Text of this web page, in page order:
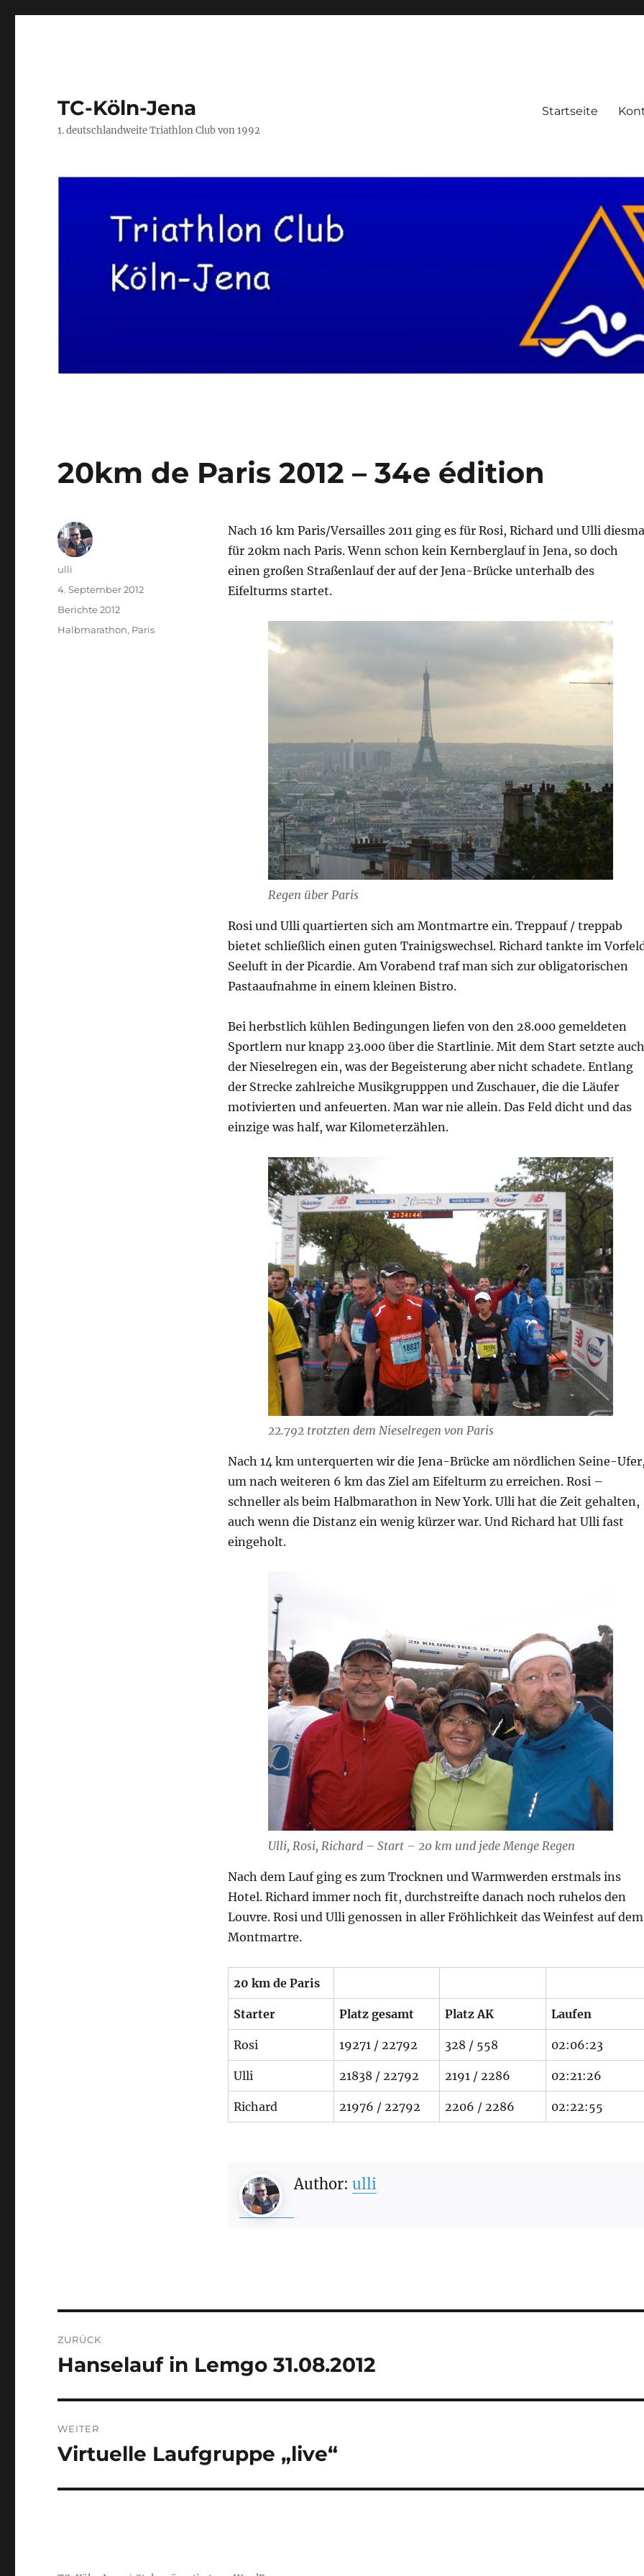
TC-Köln-Jena
1. deutschlandweite Triathlon Club von 1992
Startseite
20km de Paris 2012 – 34e édition
Nach 16 km Paris/Versailles 2011 ging es für Rosi, Richard und Ulli
für 20km nach Paris. Wenn schon kein Kernberglauf in Jena, so doch
einen großen Straßenlauf der auf der Jena-Brücke unterhalb des
Eifelturms startet.
Regen über Paris
Rosi und Ulli quartierten sich am Montmartre ein. Treppauf / treppab
bietet schließlich einen guten Trainigswechsel. Richard tankte im
Seeluft in der Picardie. Am Vorabend traf man sich zur obligatorischen
Pastaaufnahme in einem kleinen Bistro.
Bei herbstlich kühlen Bedingungen liefen von den 28.000 gemeldeten
Sportlern nur knapp 23.000 über die Startlinie. Mit dem Start setzte auch
der Nieselregen ein, was der Begeisterung aber nicht schadete. Entlang
der Strecke zahlreiche Musikgrupppen und Zuschauer, die die Läufer
motivierten und anfeuerten. Man war nie allein. Das Feld dicht und das
einzige was half, war Kilometerzählen.
22.792 trotzten dem Nieselregen von Paris
Nach 14 km unterquerten wir die Jena-Brücke am nördlichen Seine-
um nach weiteren 6 km das Ziel am Eifelturm zu erreichen. Rosi –
schneller als beim Halbmarathon in New York. Ulli hat die Zeit gehalten,
auch wenn die Distanz ein wenig kürzer war. Und Richard hat Ulli fast
eingeholt.
Ulli, Rosi, Richard – Start – 20 km und jede Menge Regen
Nach dem Lauf ging es zum Trocknen und Warmwerden erstmals ins
Hotel. Richard immer noch fit, durchstreifte danach noch ruhelos den
Louvre. Rosi und Ulli genossen in aller Fröhlichkeit das Weinfest auf dem
Montmartre.
20 km de Paris
Starter Platz gesamt Platz AK Laufen
Rosi 19271 / 22792 328 / 558 02:06:23
Ulli 21838 / 22792 2191 / 2286 02:21:26
Richard 21976 / 22792 2206 / 2286 02:22:55
Author: ulli
Autor
ulli
Veröffentlicht
4. September 2012
Kategorien
Berichte 2012
Schlagwörter
Halbmarathon, Paris
ZURÜCK
Vorheriger
Hanselauf in Lemgo 31.08.2012
WEITER
Nächster
Virtuelle Laufgruppe „live“